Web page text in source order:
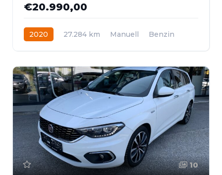
€20.990,00
2020 27.284 km Manuell
Benzin
10